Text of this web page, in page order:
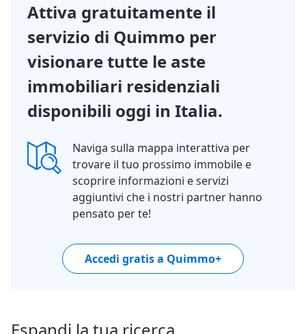
Attiva gratuitamente il
servizio di Quimmo per
visionare tutte le aste
immobiliari residenziali
disponibili oggi in Italia.
Naviga sulla mappa interattiva per
trovare il tuo prossimo immobile e
scoprire informazioni e servizi
aggiuntivi che i nostri partner hanno
pensato per te!
Accedi gratis a Quimmo+